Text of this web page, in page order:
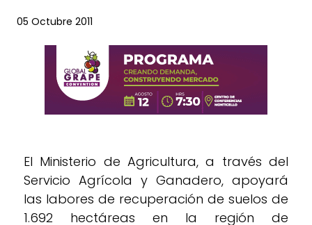
05 Octubre 2011
El Ministerio de Agricultura, a través del
Servicio Agrícola y Ganadero, apoyará
las labores de recuperación de suelos de
1.692 hectáreas en la región de